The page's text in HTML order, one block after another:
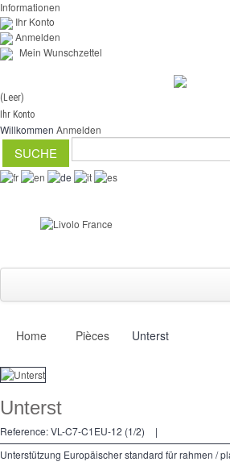
Informationen
Ihr Konto
Anmelden
Mein Wunschzettel
(Leer)
Ihr Konto
Willkommen Anmelden
Schalter
Dimmer
Kreuzschalters
Home Pièces Unterst
Unterst
Reference:VL-C7-C1EU-12 (1/2)
|
Unterstützung Europäischer standard für rahmen /